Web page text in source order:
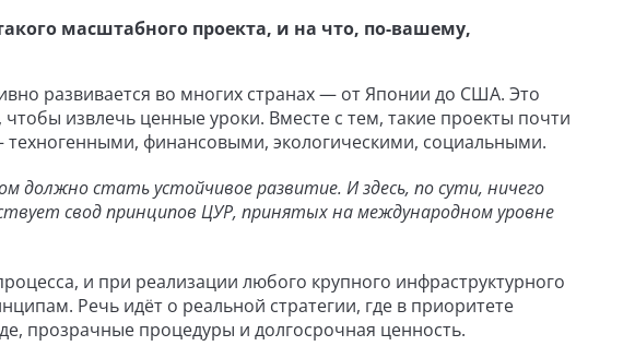
масштабного проекта, и на что, по-вашему,
развивается во многих странах — от Японии до США. Это
извлечь ценные уроки. Вместе с тем, такие проекты почти
финансовыми, экологическими, социальными.
стать устойчивое развитие. И здесь, по сути, ничего
свод принципов ЦУР, принятых на международном уровне
и при реализации любого крупного инфраструктурного
Речь идёт о реальной стратегии, где в приоритете
прозрачные процедуры и долгосрочная ценность.